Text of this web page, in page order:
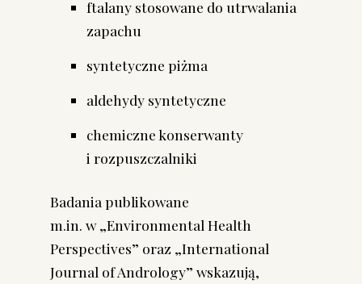
ftalany stosowane do utrwalania
zapachu
syntetyczne piżma
aldehydy syntetyczne
chemiczne konserwanty
i rozpuszczalniki
Badania publikowane
m.in. w „Environmental Health
Perspectives” oraz „International
Journal of Andrology” wskazują,